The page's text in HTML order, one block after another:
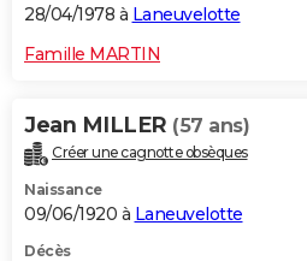
28/04/1978 à Laneuvelotte
Famille MARTIN
Jean MILLER (57 ans)
Créer une cagnotte obsèques
Naissance
09/06/1920 à Laneuvelotte
Décès